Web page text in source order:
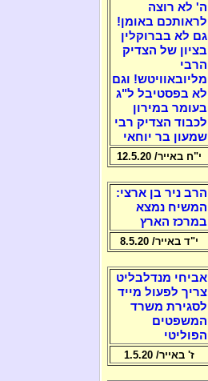
ה' לא רוצה
לראותכם באומן!
גם לא בברוקלין
בציון של הצדיק
הרבי
מליובאוויטש! וגם
לא בפסטיבל ל"ג
בעומר במירון
לכבוד הצדיק רבי
שמעון בר יוחאי
י"ח באייר/ 12.5.20
הרב ניר בן ארצי:
המשיח נמצא
במרכז הארץ
י"ד באייר/ 8.5.20
אביחי מנדלבליט
צריך לפעול מייד
לסגירת משרד
המשפטים
הפוליטי
ז' באייר/ 1.5.20